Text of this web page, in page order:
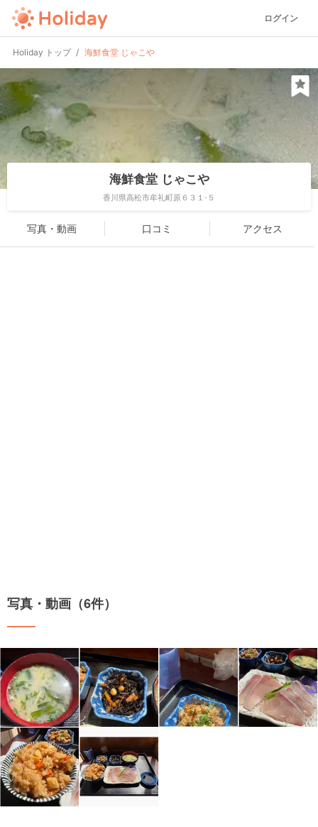
ログイン
Holiday トップ 海鮮食堂 じゃこや
海鮮食堂 じゃこや
香川県高松市牟礼町原６３１-５
写真・動画 口コミ アクセス
写真・動画（6件）